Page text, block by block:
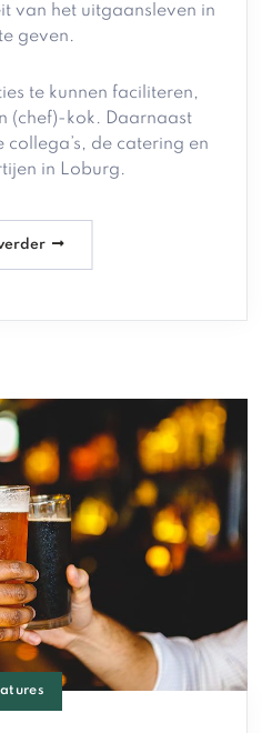
van het uitgaansleven in
geven.
te kunnen faciliteren,
(chef)-kok. Daarnaast
de catering en
in Loburg.